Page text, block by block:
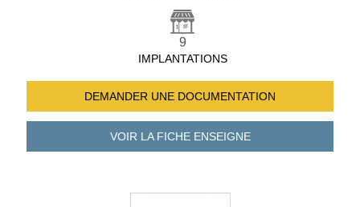
9
IMPLANTATIONS
DEMANDER UNE DOCUMENTATION
VOIR LA FICHEENSEIGNE